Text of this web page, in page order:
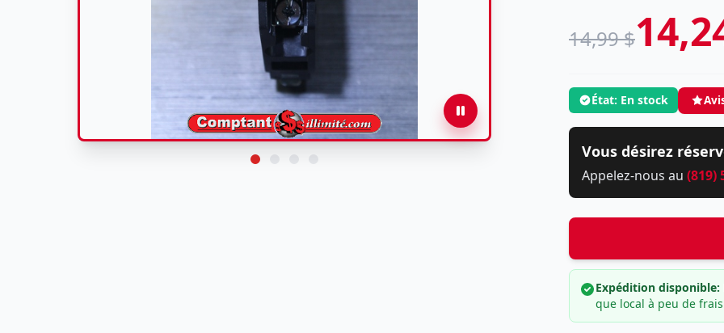
14,99 $
État: En stock
Vous désirez
Appelez-nous au (819)
Expédition disponible:
que local à peu de frais